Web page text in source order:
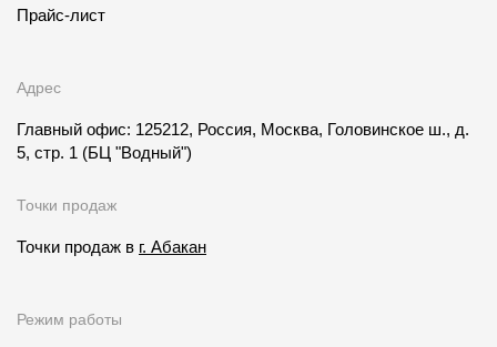
Прайс-лист
Адрес
Главный офис: 125212, Россия, Москва, Головинское ш., д.
5, стр. 1 (БЦ "Водный")
Точки продаж
Точки продаж в г. Абакан
Режим работы